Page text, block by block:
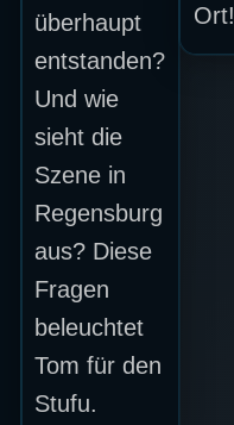
überhaupt
entstanden?
Und wie
sieht die
Szene in
Regensburg
aus? Diese
Fragen
beleuchtet
Tom für den
Stufu.
Ort!